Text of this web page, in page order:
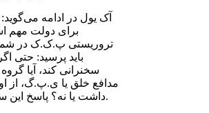
آک یول در ادامه
برای دولت مهم
تروریستی پ.ک.ک در
باید پرسید: حتی
سخنرانی کند، آیا
مدافع خلق یا ی.پ.گ، از
داشت یا نه؟ پاسخ این سوال مشخص نیست.